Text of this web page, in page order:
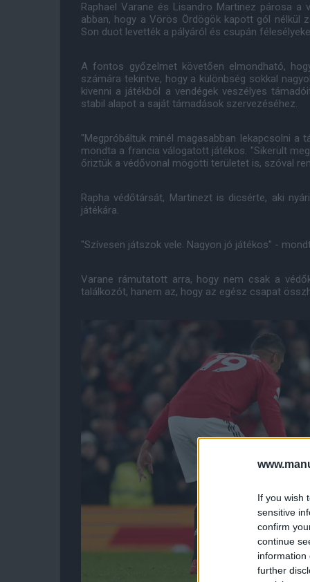
If you wish
sensitive
confirm
continue
information
further
Raphael Varane és Lisandro Martinez párosa
abban, hogy a Vörös Ördögök kapott gól nélkül
Son duot levették a pályáról és csupán
A fontos győzelmet követően elmondható,
számára tekintve, hogy a különbség sokkal
kivenni a játékból a vendégek veszélyes
stabil alapot a saját támadások szervezéséhez.
"Megpróbáltuk minél magasabban lekapcsolni
mondta a francia válogatott játékos. "Sikerült
őriztük a védővonal mögötti területet is, szóval
Rapha védőtársát, Martinezt is dicsérte, aki
játékára.
"Szívesen játszok vele. Nagyon jó játékos" -
Varane rámutatott arra, hogy nem csak a
találkozót, hanem az, hogy az egész csapat